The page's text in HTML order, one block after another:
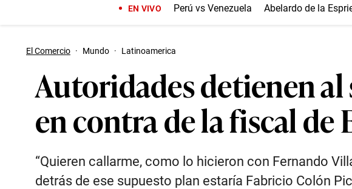
EN VIVO Perú vs Venezuela Abelardo de la
El Comercio · Mundo · Latinoamerica
Autoridades detienen
en contra de la fiscal de
“Quieren callarme, como lo hicieron con Fernando
detrás de ese supuesto plan estaría Fabricio Colón